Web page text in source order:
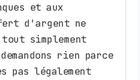
et aux
d'argent ne
simplement
rien parce
pas légalement